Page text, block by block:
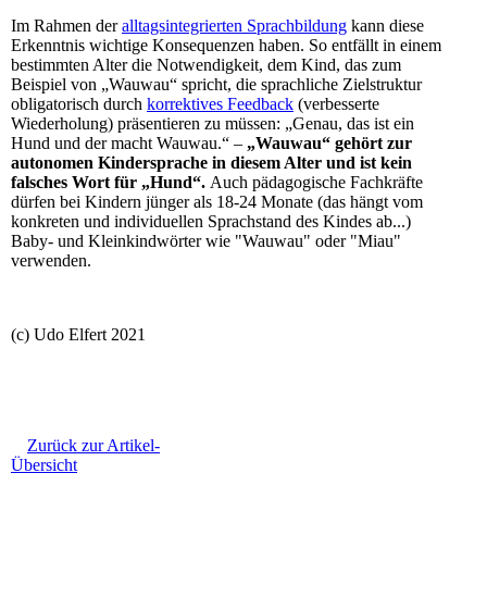
Im Rahmen deralltagsintegrierten Sprachbildung kann diese
Erkenntnis wichtige Konsequenzen haben. So entfällt in einem
bestimmten Alter die Notwendigkeit, dem Kind, das zum
Beispiel von „Wauwau“ spricht, die sprachliche Zielstruktur
obligatorisch durch korrektives Feedback (verbesserte
Wiederholung) präsentieren zu müssen: „Genau, das ist ein
Hund und der macht Wauwau.“ – „Wauwau“ gehört zur
autonomen Kindersprache in diesem Alter und ist kein
falsches Wort für „Hund“. Auch pädagogische Fachkräfte
dürfen bei Kindern jünger als 18-24 Monate (das hängt vom
konkreten und individuellen Sprachstand des Kindes ab...)
Baby- und Kleinkindwörter wie "Wauwau" oder "Miau"
verwenden.
(c) Udo Elfert 2021
Zurück zur Artikel-
Übersicht